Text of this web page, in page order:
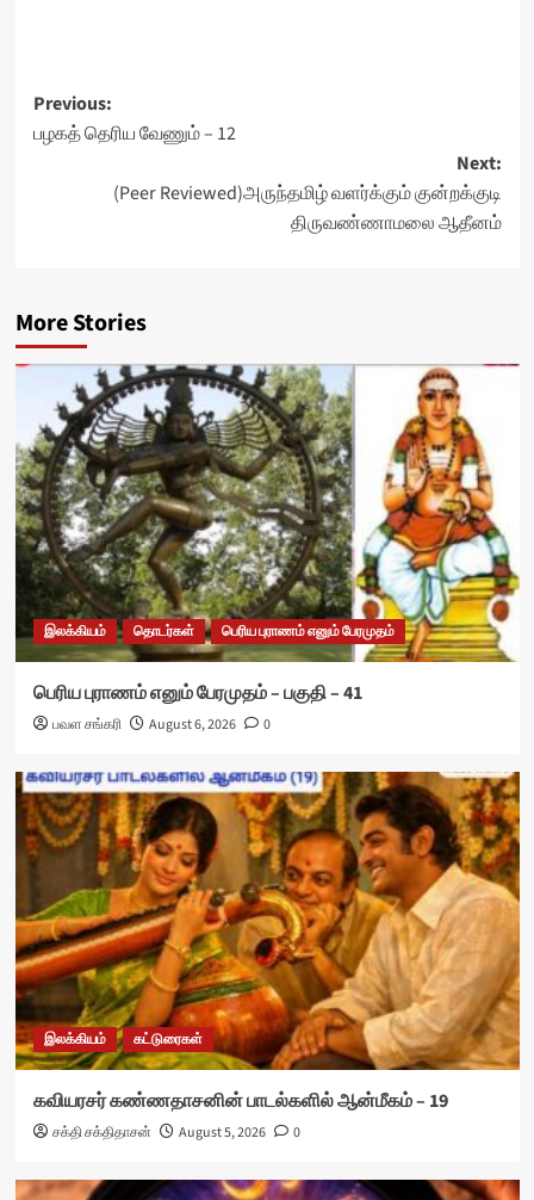
Post
navigation
Previous:
பழகத் தெரிய வேணும் – 12
Next:
(Peer Reviewed)அருந்தமிழ் வளர்க்கும் குன்றக்குடி
திருவண்ணாமலை ஆதீனம்
More Stories
இலக்கியம் தொடர்கள் பெரிய புராணம் எனும் பேரமுதம்
பெரிய புராணம் எனும் பேரமுதம் – பகுதி – 41
பவள சங்கரி August 6, 2026 0
இலக்கியம் கட்டுரைகள்
கவியரசர் கண்ணதாசனின் பாடல்களில் ஆன்மீகம் – 19
சக்தி சக்திதாசன் August 5, 2026 0